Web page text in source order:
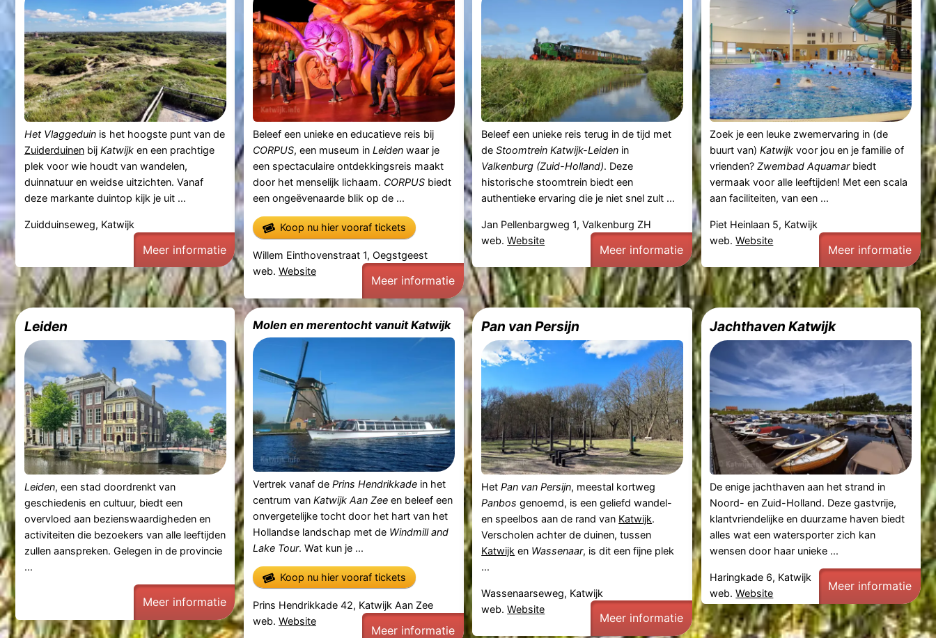
Het Vlaggeduinis het hoogste punt van de
Zuiderduinenbij Katwijken een prachtige
plek voor wie houdt van wandelen,
duinnatuur en weidse uitzichten. Vanaf
deze markante duintop kijk je uit ...
Zuidduinseweg, Katwijk
Meer informatie
Beleef een unieke en educatieve reis bij
CORPUS, een museum in Leidenwaar je
een spectaculaire ontdekkingsreis maakt
door het menselijk lichaam. CORPUSbiedt
een ongeëvenaarde blik op de ...
Koop nu hier vooraf tickets
Willem Einthovenstraat 1, Oegstgeest
web. Website
Meer informatie
Beleef een unieke reis terug in de tijd met
deStoomtrein Katwijk-Leiden in
Valkenburg (Zuid-Holland). Deze
historische stoomtrein biedt een
authentieke ervaring die je niet snel zult ...
Jan Pellenbargweg 1, Valkenburg ZH
web.Website
Meer informatie
Zoek je een leuke zwemervaring in (de
buurt van)Katwijk voor jou en je familie of
vrienden?Zwembad Aquamarbiedt
vermaak voor alle leeftijden! Met een scala
aan faciliteiten, van een ...
Piet Heinlaan 5, Katwijk
web.Website
Meer informatie
Leiden
Leiden, een stad doordrenkt van
geschiedenis en cultuur, biedt een
overvloed aan bezienswaardigheden en
activiteiten die bezoekers van alle leeftijden
zullen aanspreken. Gelegen in de provincie
...
Meer informatie
Molen en merentocht vanuit Katwijk
Vertrek vanaf de Prins Hendrikkadein het
centrum van Katwijk Aan Zeeen beleef een
onvergetelijke tocht door het hart van het
Hollandse landschap met de Windmill and
Lake Tour. Wat kun je ...
Koop nu hier vooraf tickets
Prins Hendrikkade 42, Katwijk Aan Zee
web. Website
Meer informatie
Pan van Persijn
HetPan van Persijn, meestal kortweg
Panbos genoemd, is een geliefd wandel-
en speelbos aan de rand van Katwijk.
Verscholen achter de duinen, tussen
Katwijk en Wassenaar, is dit een fijne plek
...
Wassenaarseweg, Katwijk
web.Website
Meer informatie
Jachthaven Katwijk
De enige jachthaven aan het strand in
Noord- en Zuid-Holland. Deze gastvrije,
klantvriendelijke en duurzame haven biedt
alles wat een watersporter zich kan
wensen door haar unieke ...
Haringkade 6, Katwijk
web.Website Meer informatie